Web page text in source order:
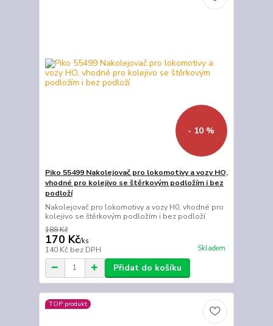
- 10 %
Piko 55499 Nakolejovač pro lokomotivy a vozy HO,
vhodné pro kolejivo se štěrkovým podložím i bez
podloží
Nakolejovač pro lokomotivy a vozy H0, vhodné pro
kolejivo se štěrkovým podložím i bez podloží
188 Kč
170 Kč/ks
140 Kč bez DPH Skladem
Přidat do košíku
TOP produkt